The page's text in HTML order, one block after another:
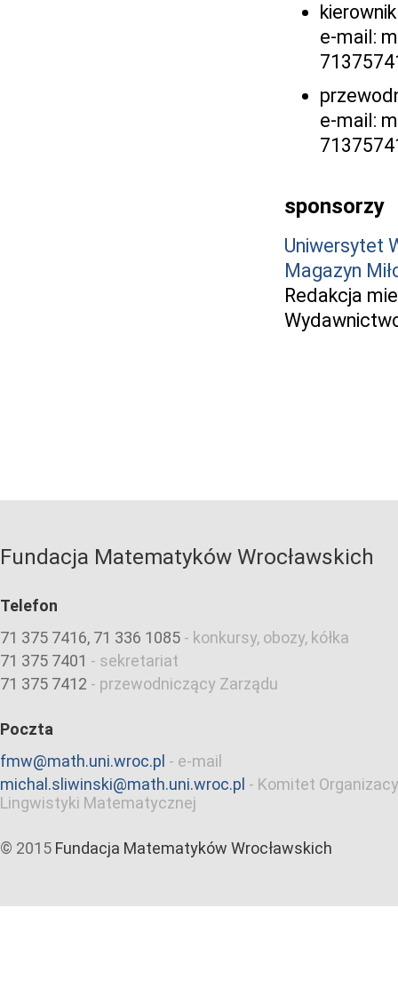
e-mail:
e-mail:
sponsorzy
Uniwersytet
Magazyn
Redakcja
Fundacja Matematyków Wrocławskich
Telefon
71 375 7416, 71 336 1085 - konkursy, obozy, kółka
71 375 7401 - sekretariat
71 375 7412 - przewodniczący Zarządu
Poczta
fmw@math.uni.wroc.pl - e-mail
michal.sliwinski@math.uni.wroc.pl - Komitet
Lingwistyki Matematycznej
© 2015 Fundacja Matematyków Wrocławskich